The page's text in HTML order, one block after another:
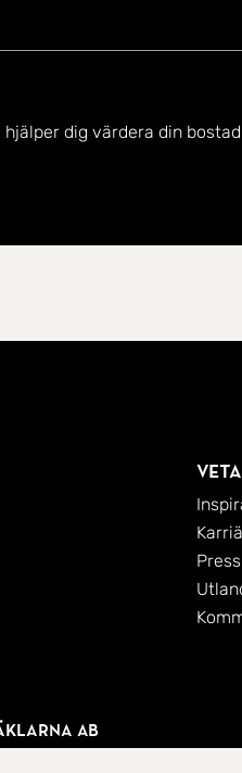
hjälper dig värdera din
Press
AB